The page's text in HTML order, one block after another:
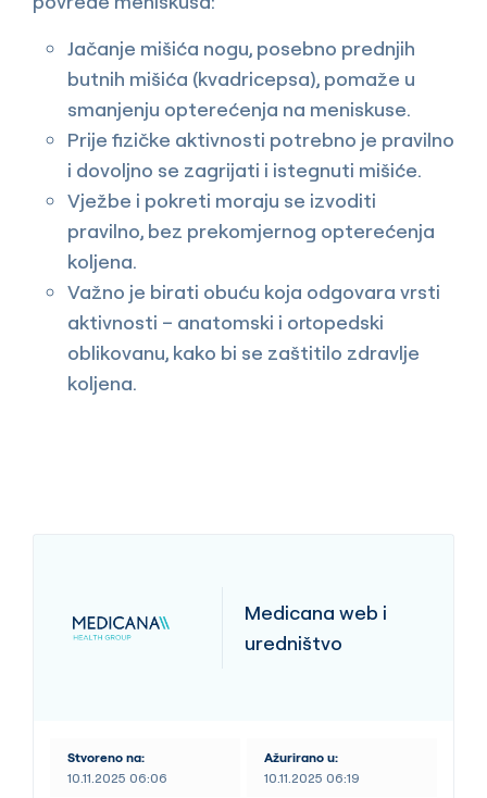
Jačanje mišića nogu, posebno prednjih
butnih mišića (kvadricepsa), pomaže u
smanjenju opterećenja na meniskuse.
Prije fizičke aktivnosti potrebno je pravilno
i dovoljno se zagrijati i istegnuti mišiće.
Vježbe i pokreti moraju se izvoditi
pravilno, bez prekomjernog opterećenja
koljena.
Važno je birati obuću koja odgovara vrsti
aktivnosti – anatomski i ortopedski
oblikovanu, kako bi se zaštitilo zdravlje
koljena.
Medicana web i
uredništvo
Stvoreno na:
10.11.2025 06:06
Ažurirano u:
10.11.2025 06:19